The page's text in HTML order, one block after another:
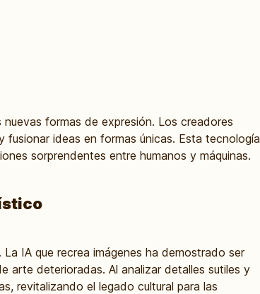
formas de expresión. Los creadores
ideas en formas únicas. Esta tecnología
sorprendentes entre humanos y máquinas.
IA que recrea imágenes ha demostrado ser
arte deterioradas. Al analizar detalles sutiles y
revitalizando el legado cultural para las